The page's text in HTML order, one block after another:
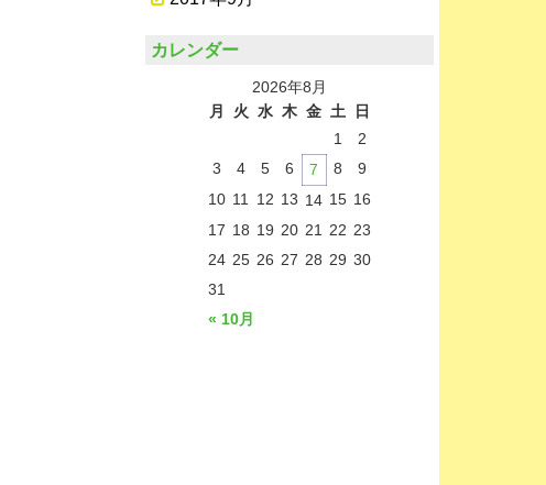
カレンダー
2026年8月
月
火 水 木 金 土 日
« 10月
1
2
3
4 5 6 7 8
9
10 11 12 13 14 15 16
17 18 19 20 21 22 23
24 25 26 27 28 29 30
31